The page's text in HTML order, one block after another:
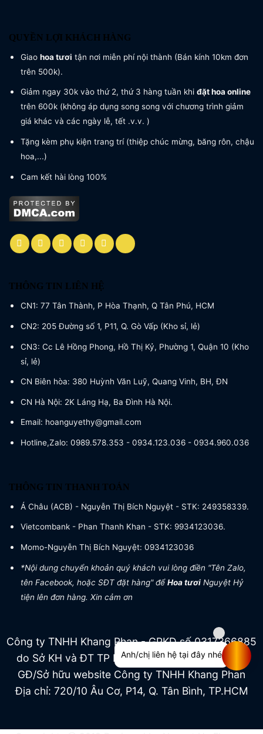
QUYỀN LỢI KHÁCH HÀNG
Giao hoa tươi tận nơi miễn phí nội thành (Bán kính 10km đơn
trên 500k).
Giảm ngay 30k vào thứ 2, thứ 3 hàng tuần khi đặt hoa online
trên 600k (không áp dụng song song với chương trình giảm
giá khác và các ngày lễ, tết .v.v. )
Tặng kèm phụ kiện trang trí (thiệp chúc mừng, băng rôn, chậu
hoa,...)
Cam kết hài lòng 100%
THÔNG TIN LIÊN HỆ
CN1: 77 Tân Thành, P Hòa Thạnh, Q Tân Phú, HCM
CN2: 205 Đường số 1, P11, Q. Gò Vấp (Kho sỉ, lẻ)
CN3: Cc Lê Hồng Phong, Hồ Thị Kỷ, Phường 1, Quận 10 (Kho
sỉ, lẻ)
CN Biên hòa: 380 Huỳnh Văn Luỹ, Quang Vinh, BH, ĐN
CN Hà Nội: 2K Láng Hạ, Ba Đình Hà Nội.
Email: hoanguyethy@gmail.com
Hotline,Zalo: 0989.578.353 - 0934.123.036 - 0934.960.036
THÔNG TIN THANH TOÁN
Á Châu (ACB) - Nguyễn Thị Bích Nguyệt - STK: 249358339.
Vietcombank - Phan Thanh Khan - STK: 9934123036.
Momo-Nguyễn Thị Bích Nguyệt: 0934123036
*Nội dung chuyển khoản quý khách vui lòng điền "Tên Zalo,
tên Facebook, hoặc SĐT đặt hàng" đểHoa tươi Nguyệt Hỷ
tiện lên đơn hàng. Xin cảm ơn
Công ty TNHH Khang Phan - GPKD số 0317366885
do Sở KH và ĐT TP HCM cấp ngày 04/07/2022
GĐ/Sở hữu website Công ty TNHH Khang Phan
Địa chỉ: 720/10 Âu Cơ, P14, Q. Tân Bình, TP.HCM
Anh/chị liên hệ tại đây nhé